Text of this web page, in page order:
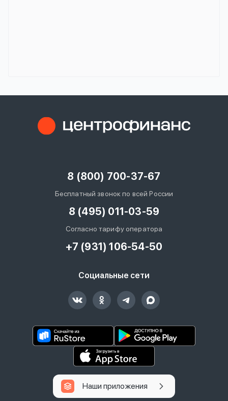
8 (800) 700-37-67
Бесплатный звонок по всей России
8 (495) 011-03-59
Согласно тарифу оператора
+7 (931) 106-54-50
Социальные сети
Наши приложения